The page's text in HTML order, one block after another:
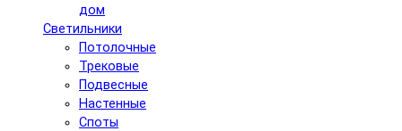
дом
Светильники
Потолочные
Трековые
Подвесные
Настенные
Споты